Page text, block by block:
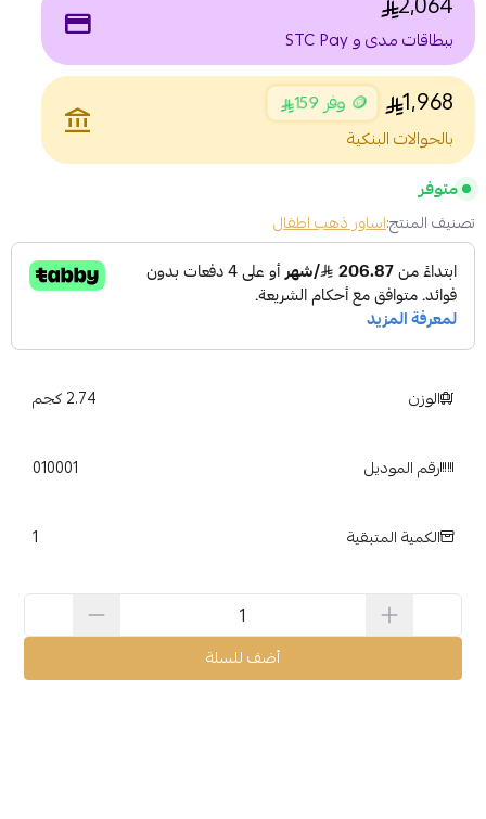
ببطاقات مدى و STC Pay payment
1,968 🪙 وفر 159
بالحوالات البنكية
account_balance
متوفر
تصنيف المنتج:اساور ذهب اطفال
الوزن 2.74 كجم
رقم الموديل 010001
الكمية المتبقية 1
أضف للسلة